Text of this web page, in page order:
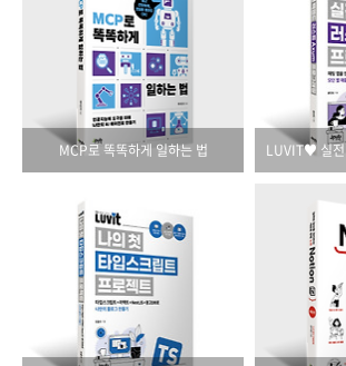
MCP로 똑똑하게 일하는 법